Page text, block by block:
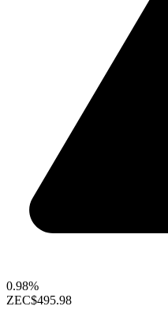
0.98%
ZEC$495.98